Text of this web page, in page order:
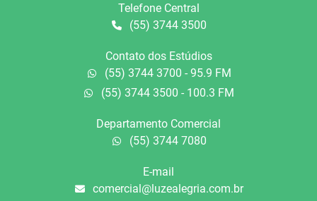
Telefone Central
(55) 3744 3500
Contato dos Estúdios
(55) 3744 3700 - 95.9 FM
(55) 3744 3500 - 100.3 FM
Departamento Comercial
(55) 3744 7080
E-mail
comercial@luzealegria.com.br